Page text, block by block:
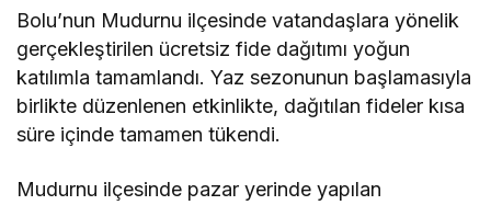
Bolu’nun Mudurnu ilçesinde vatandaşlara yönelik
gerçekleştirilen ücretsiz fide dağıtımı yoğun
katılımla tamamlandı. Yaz sezonunun başlamasıyla
birlikte düzenlenen etkinlikte, dağıtılan fideler kısa
süre içinde tamamen tükendi.
Mudurnu ilçesinde pazar yerinde yapılan